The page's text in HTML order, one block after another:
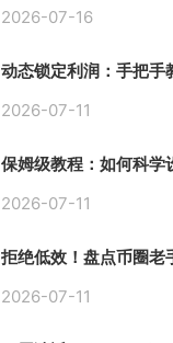
初始化
2026-07-16
动态锁定利润：手把手
2026-07-11
保姆级教程：如何科学
2026-07-11
拒绝低效！盘点币圈老
2026-07-11